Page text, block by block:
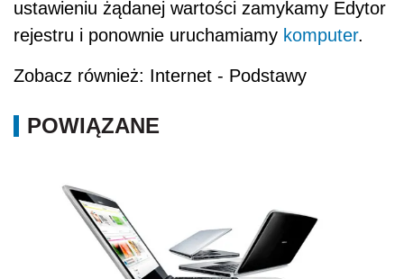
ustawieniu żądanej wartości zamykamy Edytor
rejestru i ponownie uruchamiamy komputer.
Zobacz również: Internet - Podstawy
POWIĄZANE